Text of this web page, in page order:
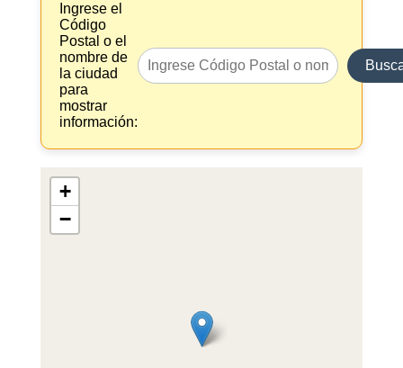
Ingrese el
Código
Postal o el
nombre de
la ciudad
para
mostrar
información:
+
−